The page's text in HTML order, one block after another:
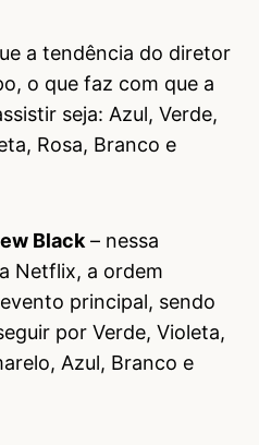
a tendência do diretor
o que faz com que a
seja: Azul, Verde,
Rosa, Branco e
Black – nessa
Netflix, a ordem
principal, sendo
por Verde, Violeta,
Azul, Branco e